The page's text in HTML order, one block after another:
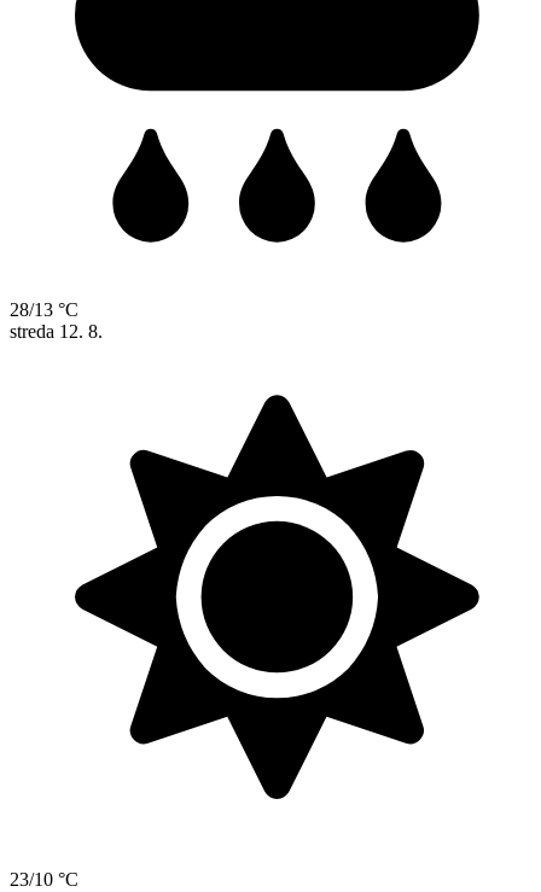
28/13 °C
streda 12. 8.
23/10 °C